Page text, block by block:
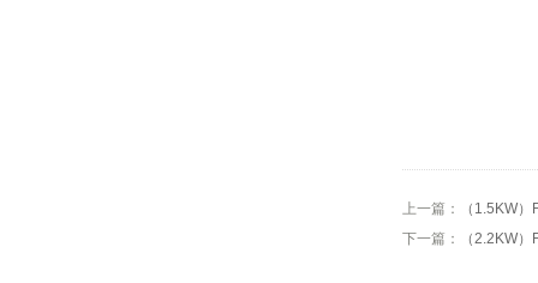
上一篇：
（1.5KW
下一篇：
（2.2KW